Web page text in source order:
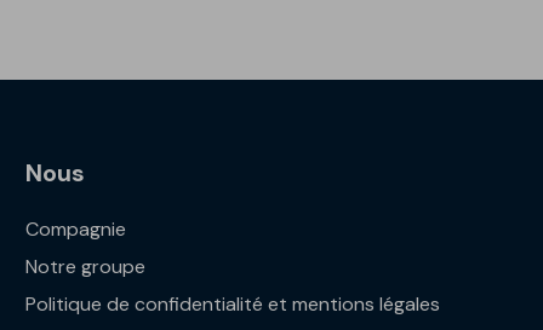
Nous
Compagnie
Notre groupe
Politique de confidentialité et mentions légales